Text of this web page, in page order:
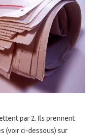
par 2. Ils prennent
(voir ci-dessous) sur